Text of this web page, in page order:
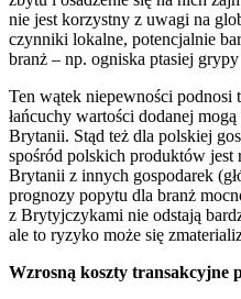
nie jest korzystny z uwagi na
czynniki lokalne, potencjalnie
branż – np. ogniska ptasiej
Ten wątek niepewności podnosi
łańcuchy wartości dodanej
Brytanii. Stąd też dla polskiej
spośród polskich produktów
Brytanii z innych gospodarek
prognozy popytu dla branż
z Brytyjczykami nie odstają
ale to ryzyko może się
Wzrosną koszty transakcyjne